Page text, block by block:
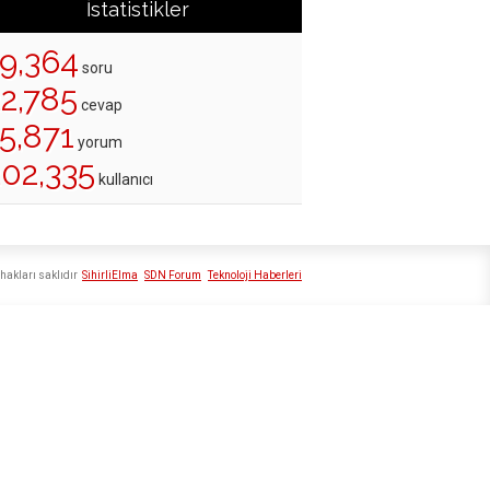
İstatistikler
soru
cevap
yorum
kullanıcı
SihirliElma SDN Forum Teknoloji Haberleri
saklıdır